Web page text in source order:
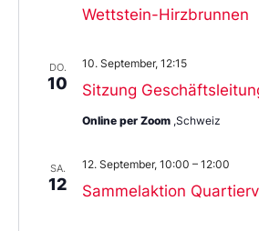
Wettstein-Hirzbrunnen
DO.
10 Sitzung
10. September, 12:15
Online per Zoom ,Schweiz
SA.
12 Sammelaktion
12. September, 10:00 – 12:00